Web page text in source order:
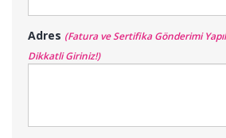
Adres (Fatura ve Sertifika Gönderimi
Dikkatli Giriniz!)